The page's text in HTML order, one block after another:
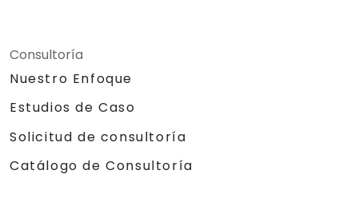
Consultoría
Nuestro Enfoque
Estudios de Caso
Solicitud de consultoría
Catálogo de Consultoría